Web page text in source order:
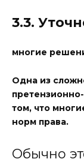
3.3.
многие
Одна из
том, что
норм права.
Обычно